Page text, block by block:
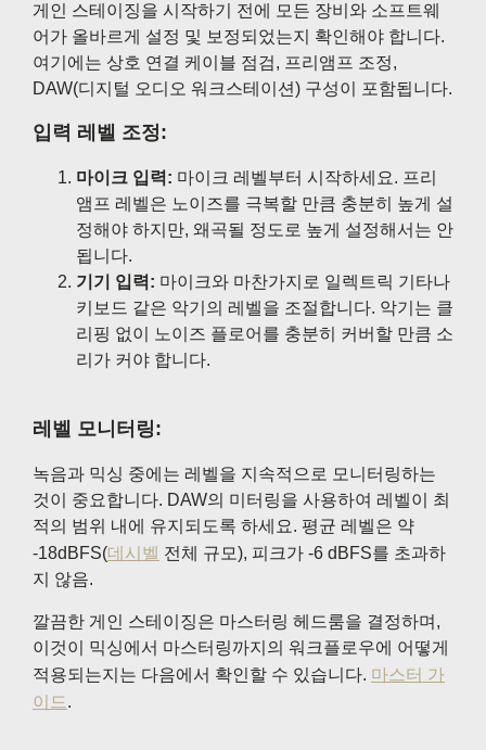
게인 스테이징을 시작하기 전에 모든 장비와 소프트웨
어가 올바르게 설정 및 보정되었는지 확인해야 합니다.
여기에는 상호 연결 케이블 점검, 프리앰프 조정,
DAW(디지털 오디오 워크스테이션) 구성이 포함됩니다.
입력 레벨 조정:
마이크 입력: 마이크 레벨부터 시작하세요. 프리
앰프 레벨은 노이즈를 극복할 만큼 충분히 높게 설
정해야 하지만, 왜곡될 정도로 높게 설정해서는 안
됩니다.
기기 입력: 마이크와 마찬가지로 일렉트릭 기타나
키보드 같은 악기의 레벨을 조절합니다. 악기는 클
리핑 없이 노이즈 플로어를 충분히 커버할 만큼 소
리가 커야 합니다.
레벨 모니터링:
녹음과 믹싱 중에는 레벨을 지속적으로 모니터링하는
것이 중요합니다. DAW의 미터링을 사용하여 레벨이 최
적의 범위 내에 유지되도록 하세요. 평균 레벨은 약
-18dBFS(데시벨 전체 규모), 피크가 -6 dBFS를 초과하
지 않음.
깔끔한 게인 스테이징은 마스터링 헤드룸을 결정하며,
이것이 믹싱에서 마스터링까지의 워크플로우에 어떻게
적용되는지는 다음에서 확인할 수 있습니다. 마스터 가
이드.